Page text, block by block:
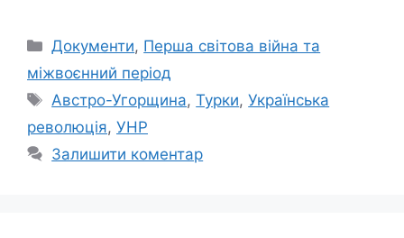
Категорії
Документи, Перша світова війна та
міжвоєнний період
Позначки
Австро-Угорщина,Турки,Українська
революція, УНР
Залишити коментар